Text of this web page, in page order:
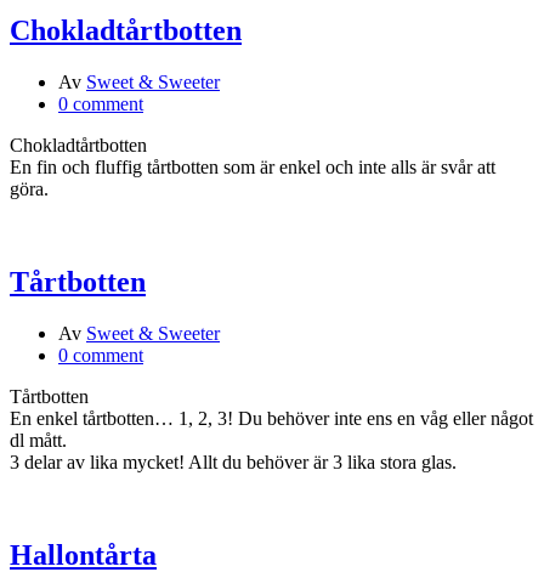
Chokladtårtbotten
Av Sweet & Sweeter
0 comment
Chokladtårtbotten
En fin och fluffig tårtbotten som är enkel och inte alls är svår att
göra.
Tårtbotten
Av Sweet & Sweeter
0 comment
Tårtbotten
En enkel tårtbotten… 1, 2, 3! Du behöver inte ens en våg eller något
dl mått.
3 delar av lika mycket! Allt du behöver är 3 lika stora glas.
Hallontårta